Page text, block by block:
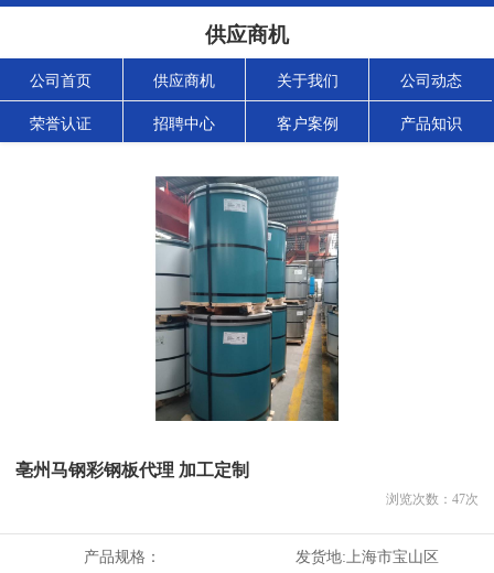
供应商机
公司首页 供应商机 关于我们 公司动态
荣誉认证 招聘中心 客户案例 产品知识
亳州马钢彩钢板代理 加工定制
浏览次数： 47次
产品规格： 发货地: 上海市宝山区